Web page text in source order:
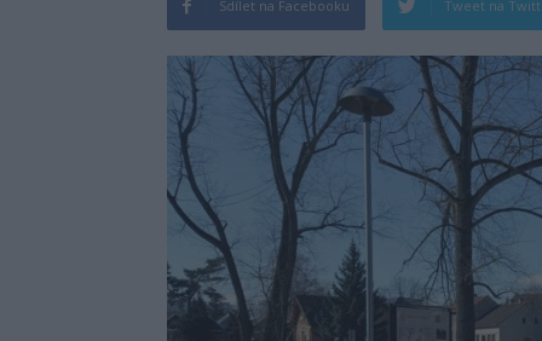
Sdílet na Facebooku Tweet na